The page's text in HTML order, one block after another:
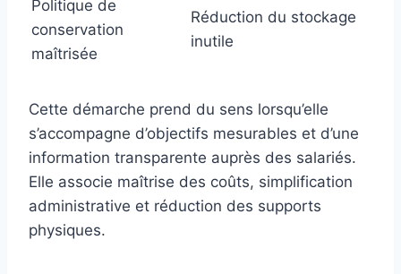
Politique de
conservation
maîtrisée
Réduction du stockage
inutile
Cette démarche prend du sens lorsqu’elle
s’accompagne d’objectifs mesurables et d’une
information transparente auprès des salariés.
Elle associe maîtrise des coûts, simplification
administrative et réduction des supports
physiques.